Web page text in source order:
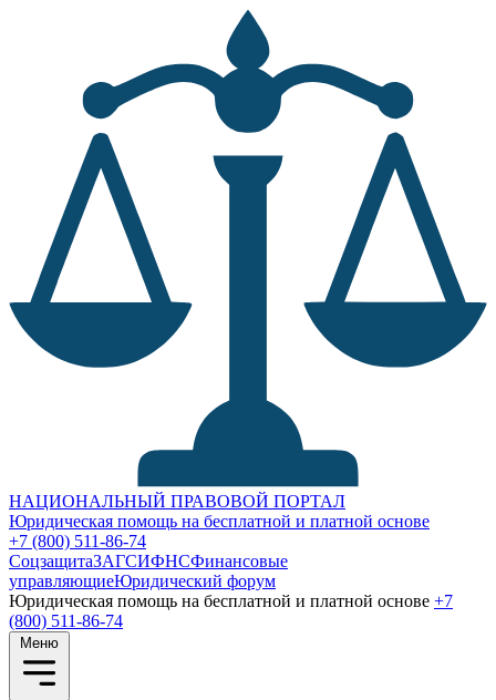
НАЦИОНАЛЬНЫЙ ПРАВОВОЙ ПОРТАЛ
Юридическая помощь на бесплатной и платной основе
+7 (800) 511-86-74
СоцзащитаЗАГСИФНСФинансовые
управляющиеЮридический форум
Юридическая помощь на бесплатной и платной основе +7
(800) 511-86-74
Меню